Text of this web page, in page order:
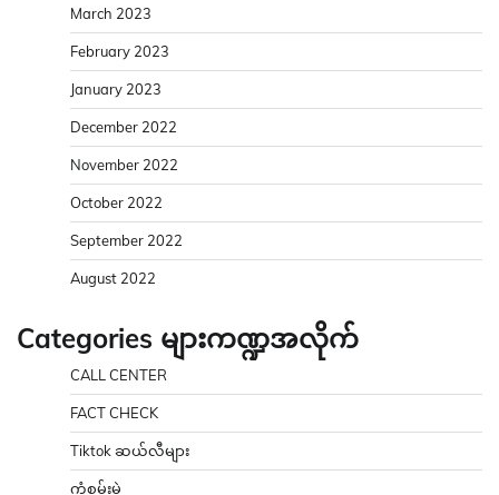
March 2023
February 2023
January 2023
December 2022
November 2022
October 2022
September 2022
August 2022
Categories များကဏ္ဍအလိုက်
CALL CENTER
FACT CHECK
Tiktok ဆယ်လီများ
ကံစမ်းမဲ